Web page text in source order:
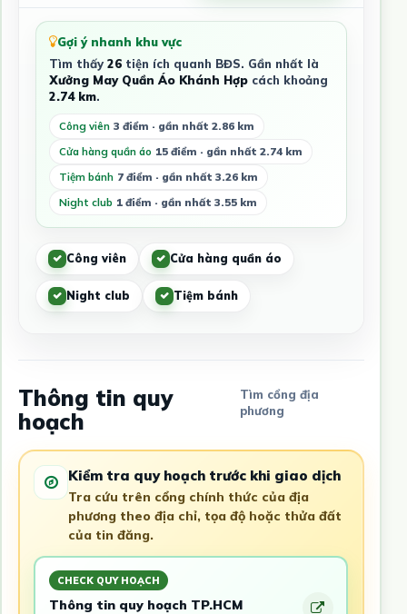
Gợi ý nhanh khu vực
Tìm thấy 26tiện ích quanh BĐS. Gần nhất là
Xưởng May Quần Áo Khánh Hợpcách khoảng
2.74 km.
Công viên 3 điểm · gần nhất 2.86 km
Cửa hàng quần áo 15 điểm · gần nhất 2.74 km
Tiệm bánh 7 điểm · gần nhất 3.26 km
Night club 1 điểm · gần nhất 3.55 km
Công viên Cửa hàng quần áo
Night club Tiệm bánh
Thông tin quy
hoạch
Tìm cổng địa
phương
Kiểm tra quy hoạch trước khi giao dịch
Tra cứu trên cổng chính thức của địa
phương theo địa chỉ, tọa độ hoặc thửa đất
của tin đăng.
CHECK QUY HOẠCH
Thông tin quy hoạch TP.HCM